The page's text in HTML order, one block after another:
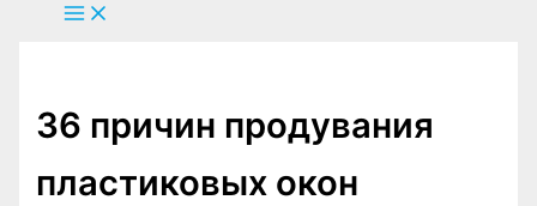
36 причин продувания
пластиковых окон